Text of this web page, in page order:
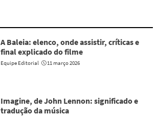
A Baleia: elenco, onde assistir, críticas e
final explicado do filme
Equipe Editorial 11 março 2026
Imagine, de John Lennon: significado e
tradução da música